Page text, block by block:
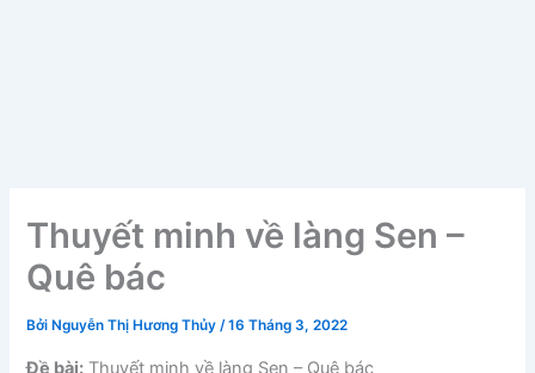
Thuyết minh về làng Sen –
Quê bác
Bởi Nguyễn Thị Hương Thủy/16 Tháng 3, 2022
Đề bài: Thuyết minh về làng Sen – Quê bác